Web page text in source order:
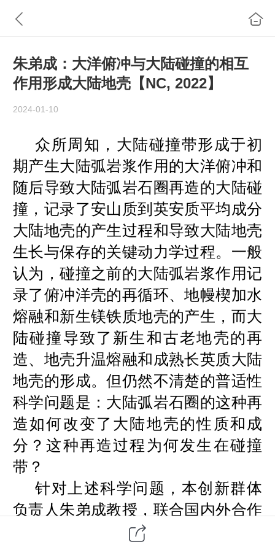
朱弟成：大洋俯冲与大陆碰撞的相互
作用形成大陆地壳【NC, 2022】
2024-01-10
众所周知，大陆碰撞带形成于初
期产生大陆弧岩浆作用的大洋俯冲和
随后导致大陆弧岩石圈再造的大陆碰
撞，记录了安山质到英安质平均成分
大陆地壳的产生过程和导致大陆地壳
生长与保存的关键动力学过程。一般
认为，碰撞之前的大陆弧岩浆作用记
录了俯冲洋壳的再循环、地幔楔加水
熔融和新生镁铁质地壳的产生，而大
陆碰撞导致了新生和古老地壳的再
造、地壳升温熔融和成熟长英质大陆
地壳的形成。但仍然不清楚的普适性
科学问题是：大陆弧岩石圈的这种再
造如何改变了大陆地壳的性质和成
分？这种再造过程为何发生在碰撞
带？
针对上述科学问题，本创新群体
负责人朱弟成教授，联合国内外合作
者，对以青藏高原南部冈底斯岩浆岩